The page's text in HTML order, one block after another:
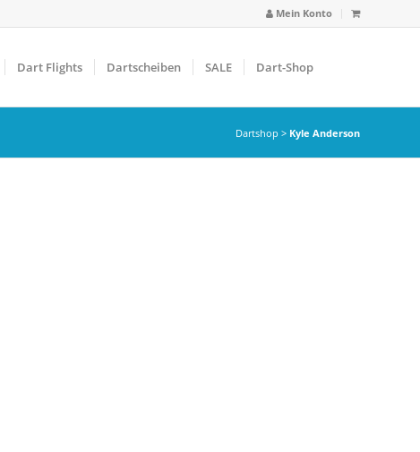
Mein Konto
Dart Flights Dartscheiben SALE Dart-Shop
Dartshop > Kyle Anderson